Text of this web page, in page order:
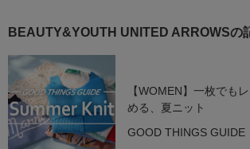
BEAUTY&YOUTH UNITED ARROWSの
【WOMEN】一枚でも
める、夏ニット
GOOD THINGS GUIDE